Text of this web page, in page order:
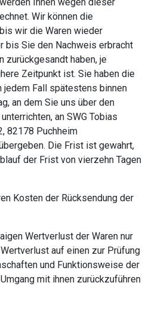
Wir können die
wir die Waren wieder
bis Sie den Nachweis erbracht
zurückgesandt haben, je
Zeitpunkt ist. Sie haben die
jedem Fall spätestens binnen
an dem Sie uns über den
an SWG Tobias
82178 Puchheim
Die Frist ist gewahrt,
der Frist von vierzehn Tagen
Kosten der Rücksendung der
Wertverlust der Waren nur
auf einen zur Prüfung
und Funktionsweise der
mit ihnen zurückzuführen